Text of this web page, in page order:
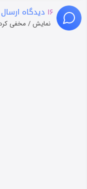
۱۶ دیدگاه
نمایش / مخفی